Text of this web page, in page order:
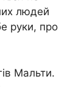
людей
руки, про
Мальти.